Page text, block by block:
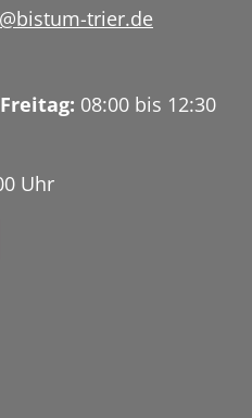
trier.de
08:00 bis 12:30
Uhr
auf
Priesterseminar auf